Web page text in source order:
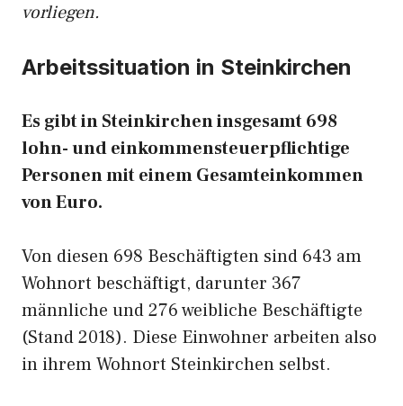
vorliegen.
Arbeitssituation in Steinkirchen
Es gibt in Steinkirchen insgesamt 698
lohn- und einkommensteuerpflichtige
Personen mit einem Gesamteinkommen
von Euro.
Von diesen 698 Beschäftigten sind 643 am
Wohnort beschäftigt, darunter 367
männliche und 276 weibliche Beschäftigte
(Stand 2018). Diese Einwohner arbeiten also
in ihrem Wohnort Steinkirchen selbst.